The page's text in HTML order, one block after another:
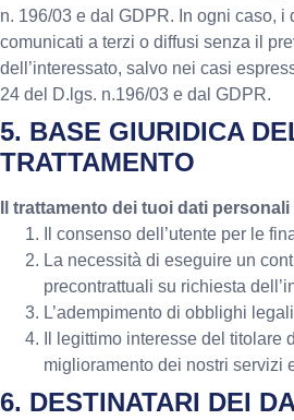
n. 196/03 e dal GDPR. In ogni caso, i
comunicati a terzi o diffusi senza il
dell’interessato, salvo nei casi
24 del D.lgs. n.196/03 e dal GDPR.
5. BASE GIURIDICA
TRATTAMENTO
Il trattamento dei tuoi dati
Il consenso dell’utente per le
La necessità di eseguire un
precontrattuali su richiesta
L’adempimento di obblighi
Il legittimo interesse del titolare
miglioramento dei nostri servizi
6. DESTINATARI DEI